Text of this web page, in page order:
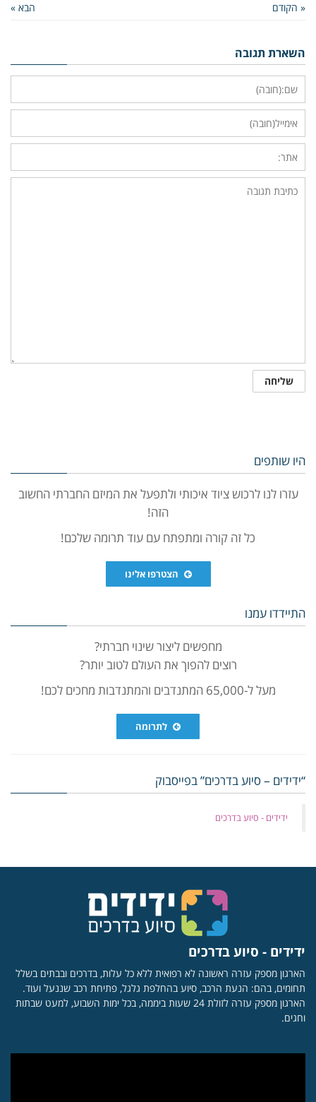
« הקודם הבא »
השארת תגובה
היו שותפים
עזרו לנו לרכוש ציוד איכותי ולתפעל את המיזם החברתי החשוב
הזה!
כל זה קורה ומתפתח עם עוד תרומה שלכם!
הצטרפו אלינו
התיידדו עמנו
מחפשים ליצור שינוי חברתי?
רוצים להפוך את העולם לטוב יותר?
מעל ל-65,000 המתנדבים והמתנדבות מחכים לכם!
לתרומה
“ידידים – סיוע בדרכים” בפייסבוק
‏ידידים - סיוע בדרכים
ידידים - סיוע בדרכים
הארגון מספק עזרה ראשונה לא רפואית ללא כל עלות, בדרכים ובבתים בשלל
תחומים, בהם: הנעת הרכב, סיוע בהחלפת גלגל, פתיחת רכב שננעל ועוד.
הארגון מספק עזרה לזולת 24 שעות ביממה, בכל ימות השבוע, למעט שבתות
וחגים.